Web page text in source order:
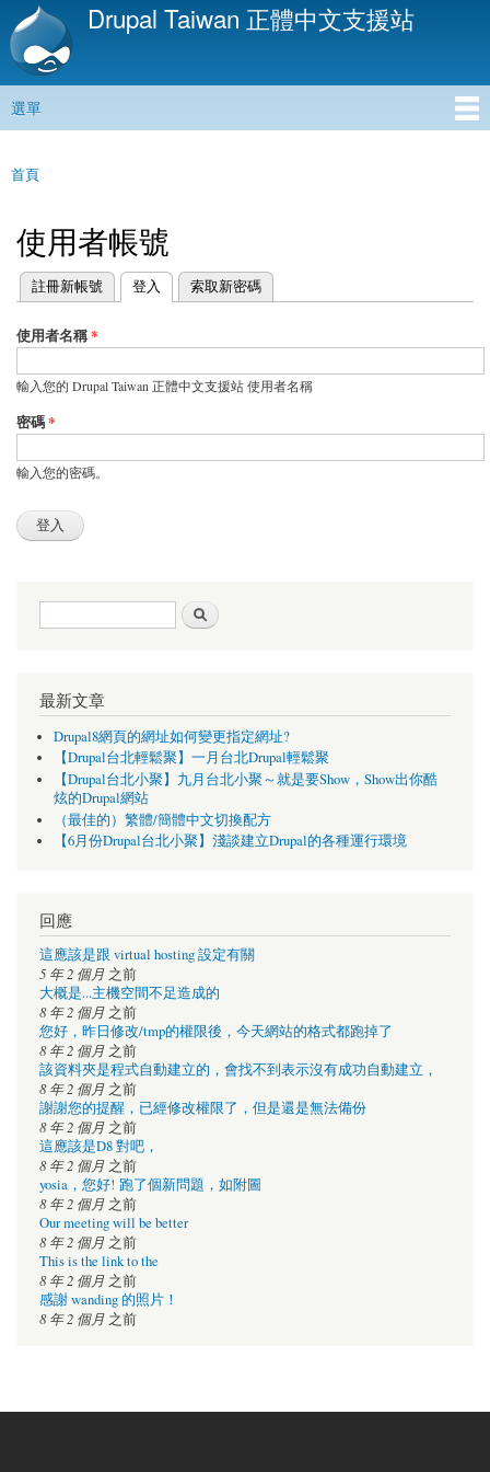
移
內
Drupal Taiwan 正體中文支援站
主選單
選單
您在這裡
首頁
使用者帳號
主要索引標籤
註冊新帳號 登入
(作用中頁籤) 索取新密碼
使用者名稱*
輸入您的 Drupal Taiwan 正體中文支援站 使用者名稱
密碼*
輸入您的密碼。
搜尋表單
最新文章
Drupal8網頁的網址如何變更指定網址?
【Drupal台北輕鬆聚】一月台北Drupal輕鬆聚
【Drupal台北小聚】九月台北小聚～就是要Show，Show出你酷
炫的Drupal網站
（最佳的）繁體/簡體中文切換配方
【6月份Drupal台北小聚】淺談建立Drupal的各種運行環境
回應
這應該是跟 virtual hosting 設定有關
5 年 2 個月 之前
大概是...主機空間不足造成的
8 年 2 個月 之前
您好，昨日修改/tmp的權限後，今天網站的格式都跑掉了
8 年 2 個月 之前
該資料夾是程式自動建立的，會找不到表示沒有成功自動建立，
8 年 2 個月 之前
謝謝您的提醒，已經修改權限了，但是還是無法備份
8 年 2 個月 之前
這應該是D8 對吧，
8 年 2 個月 之前
yosia，您好! 跑了個新問題，如附圖
8 年 2 個月 之前
Our meeting will be better
8 年 2 個月 之前
This is the link to the
8 年 2 個月 之前
感謝 wanding 的照片！
8 年 2 個月 之前